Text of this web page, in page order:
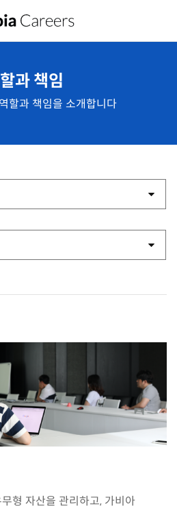
과 책임
할과 책임을 소개합니다
형 자산을 관리하고, 가비아